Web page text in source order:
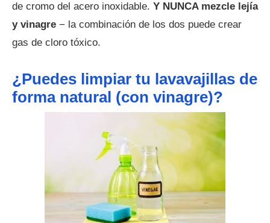
de cromo del acero inoxidable. Y NUNCA mezcle lejía
y vinagre − la combinación de los dos puede crear
gas de cloro tóxico.
¿Puedes limpiar tu lavavajillas de
forma natural (con vinagre)?